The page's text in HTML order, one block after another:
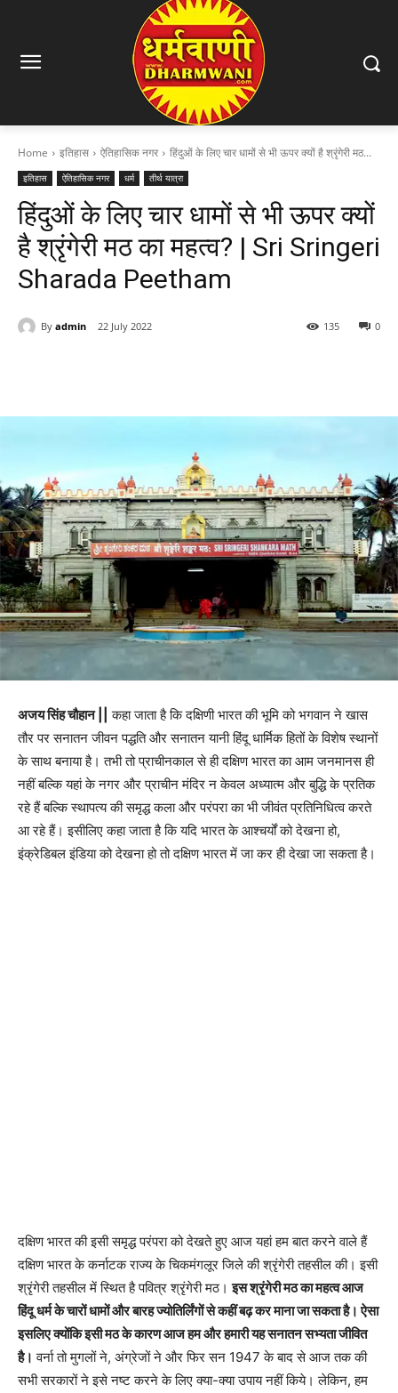
Home इतिहास ऐतिहासिक नगर हिंदुओं के लिए चार धामों से भी ऊपर क्यों है श्रृंगेरी मठ...
इतिहास ऐतिहासिक नगर धर्म तीर्थ यात्रा
हिंदुओं के लिए चार धामों से भी ऊपर क्यों
है श्रृंगेरी मठ का महत्व? | Sri Sringeri
Sharada Peetham
By admin 22 July 2022 0
135
अजय सिंह चौहान ||
कहा जाता है कि दक्षिणी भारत की भूमि को भगवान ने खास
तौर पर सनातन जीवन पद्धति और सनातन यानी हिंदू धार्मिक हितों के विशेष स्थानों
के साथ बनाया है। तभी तो प्राचीनकाल से ही दक्षिण भारत का आम जनमानस ही
नहीं बल्कि यहां के नगर और प्राचीन मंदिर न केवल अध्यात्म और बुद्धि के प्रतिक
रहे हैं बल्कि स्थापत्य की समृद्ध कला और परंपरा का भी जीवंत प्रतिनिधित्व करते
आ रहे हैं। इसीलिए कहा जाता है कि यदि भारत के आश्चर्यों को देखना हो,
इंक्रेडिबल इंडिया को देखना हो तो दक्षिण भारत में जा कर ही देखा जा सकता है।
दक्षिण भारत की इसी समृद्ध परंपरा को देखते हुए आज यहां हम बात करने वाले हैं
दक्षिण भारत के कर्नाटक राज्य के चिकमंगलूर जिले की श्रृंगेरी तहसील की। इसी
श्रृंगेरी तहसील में स्थित है पवित्र श्रृंगेरी मठ।इस श्रृंगेरी मठ का महत्व आज
हिंदू धर्म के चारों धामों और बारह ज्योतिर्लिंगों से कहीं बढ़ कर माना जा सकता है। ऐसा
इसलिए क्योंकि इसी मठ के कारण आज हम और हमारी यह सनातन सभ्यता जीवित
है। वर्ना तो मुगलों ने, अंग्रेजों ने और फिर सन 1947 के बाद से आज तक की
सभी सरकारों ने इसे नष्ट करने के लिए क्या-क्या उपाय नहीं किये। लेकिन, हम